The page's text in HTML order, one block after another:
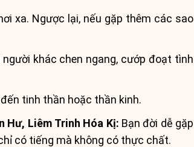
xa. Ngược lại, nếu gặp thêm các sao
người khác chen ngang, cướp đoạt tình
tinh thần hoặc thần kinh.
Hư, Liêm Trinh Hóa Kị: Bạn đời dễ gặp
có tiếng mà không có thực chất.